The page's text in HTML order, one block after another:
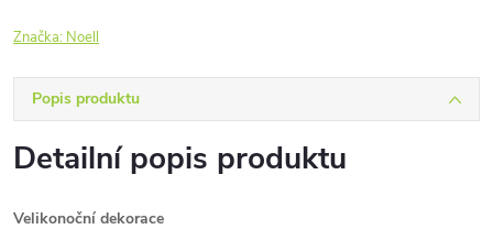
Značka: Noell
Popis produktu
Detailní popis produktu
Velikonoční dekorace